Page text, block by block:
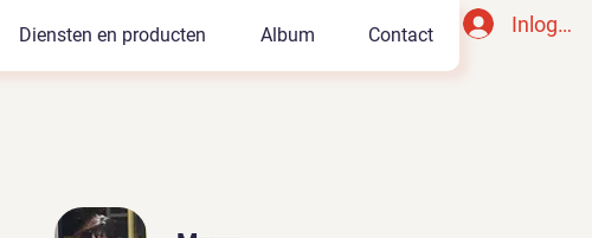
Inloggen
Diensten en producten Album Contact